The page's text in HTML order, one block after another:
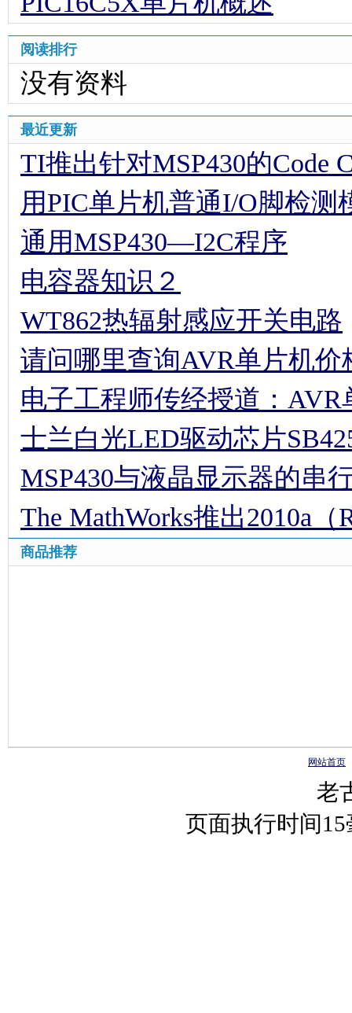
阅读排行
没有资料
最近更新
TI推出针对MSP430的Code
用PIC单片机普通I/O脚检测
通用MSP430—I2C程序
电容器知识２
WT862热辐射感应开关电路
请问哪里查询AVR单片机
电子工程师传经授道：
士兰白光LED驱动芯片
MSP430与液晶显示器的串
The MathWorks推出2010a
商品推荐
网站首页
老
页面执行时间